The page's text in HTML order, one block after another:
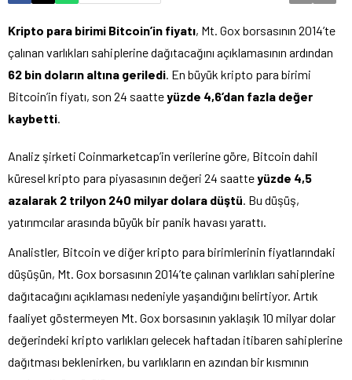
Kripto para birimi Bitcoin’in fiyatı, Mt. Gox borsasının 2014’te
çalınan varlıkları sahiplerine dağıtacağını açıklamasının ardından
62 bin doların altına geriledi . En büyük kripto para birimi
Bitcoin’in fiyatı, son 24 saatteyüzde 4,6’dan fazla değer
kaybetti
Analiz şirketi Coinmarketcap’in verilerine göre, Bitcoin dahil
küresel kripto para piyasasının değeri 24 saatteyüzde 4,5
azalarak 2 trilyon 240 milyar dolara düştü . Bu düşüş,
yatırımcılar arasında büyük bir panik havası yarattı.
Analistler, Bitcoin ve diğer kripto para birimlerinin fiyatlarındaki
düşüşün, Mt. Gox borsasının 2014’te çalınan varlıkları sahiplerine
dağıtacağını açıklaması nedeniyle yaşandığını belirtiyor. Artık
faaliyet göstermeyen Mt. Gox borsasının yaklaşık 10 milyar dolar
değerindeki kripto varlıkları gelecek haftadan itibaren sahiplerine
dağıtması beklenirken, bu varlıkların en azından bir kısmının